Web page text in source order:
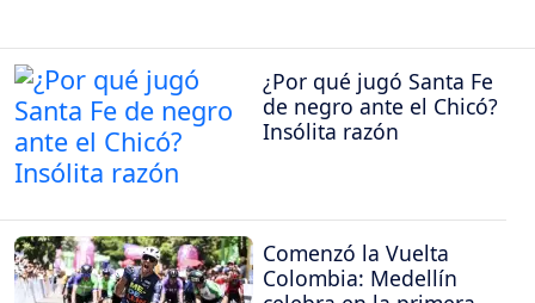
¿Por qué jugó Santa Fe
de negro ante el Chicó?
Insólita razón
Comenzó la Vuelta
Colombia: Medellín